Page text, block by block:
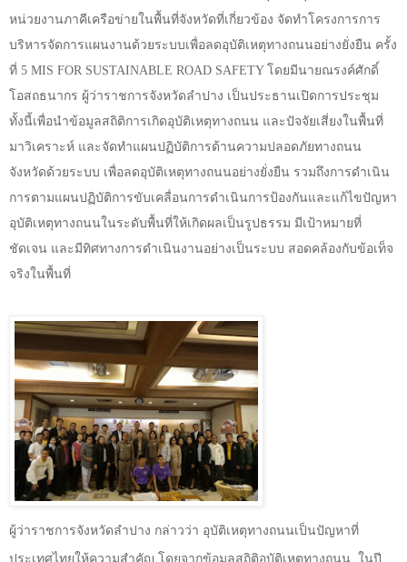
หน่วยงานภาคีเครือข่ายในพื้นที่จังหวัดที่เกี่ยวข้อง จัดทำโครงการการ
บริหารจัดการแผนงานด้วยระบบเพื่อลดอุบัติเหตุทางถนนอย่างยั่งยืน ครั้ง
ที่ 5 MIS FOR SUSTAINABLE ROAD SAFETY โดยมีนายณรงค์ศักดิ์
โอสถธนากร ผู้ว่าราชการจังหวัดลำปาง เป็นประธานเปิดการประชุม
ทั้งนี้เพื่อนำข้อมูลสถิติการเกิดอุบัติเหตุทางถนน และปัจจัยเสี่ยงในพื้นที่
มาวิเคราะห์ และจัดทำแผนปฏิบัติการด้านความปลอดภัยทางถนน
จังหวัดด้วยระบบ เพื่อลดอุบัติเหตุทางถนนอย่างยั่งยืน รวมถึงการดำเนิน
การตามแผนปฏิบัติการขับเคลื่อนการดำเนินการป้องกันและแก้ไขปัญหา
อุบัติเหตุทางถนนในระดับพื้นที่ให้เกิดผลเป็นรูปธรรม มีเป้าหมายที่
ชัดเจน และมีทิศทางการดำเนินงานอย่างเป็นระบบ สอดคล้องกับข้อเท็จ
จริงในพื้นที่
ผู้ว่าราชการจังหวัดลำปาง กล่าวว่า อุบัติเหตุทางถนนเป็นปัญหาที่
ประเทศไทยให้ความสำคัญ โดยจากข้อมูลสถิติอุบัติเหตุทางถนน ในปี